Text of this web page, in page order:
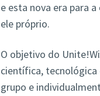
e esta nova era para
ele próprio.
O objetivo do
científica, tecnológica
grupo e